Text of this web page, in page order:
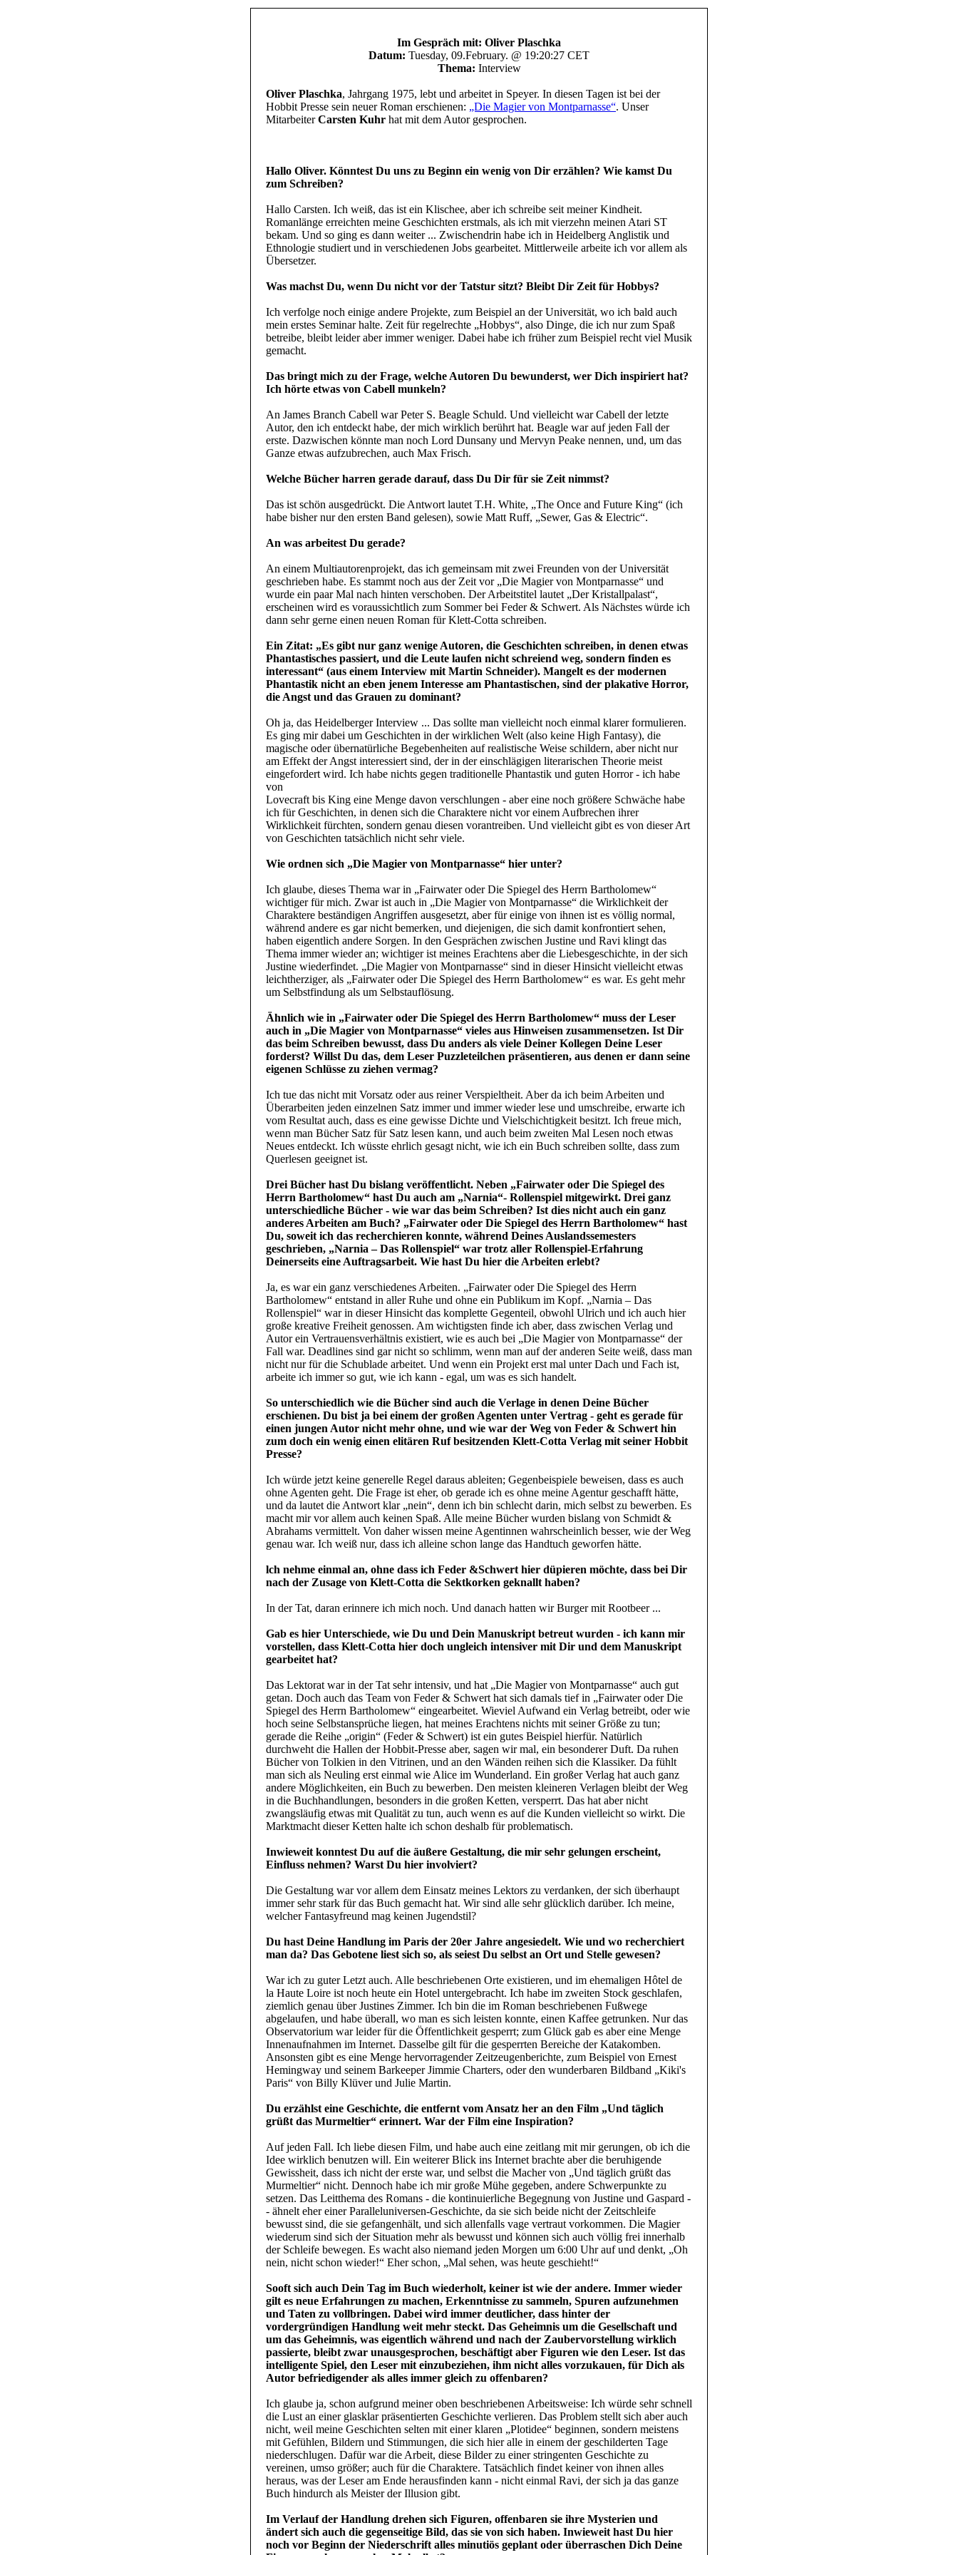
Im Gespräch mit: Oliver Plaschka
Datum: Tuesday, 09.February. @ 19:20:27 CET
Thema: Interview
Oliver Plaschka, Jahrgang 1975, lebt und arbeitet in Speyer. In diesen Tagen ist bei der
Hobbit Presse sein neuer Roman erschienen: „Die Magier von Montparnasse“. Unser
MitarbeiterCarsten Kuhr hat mit dem Autor gesprochen.
Hallo Oliver. Könntest Du uns zu Beginn ein wenig von Dir erzählen? Wie kamst Du
zum Schreiben?
Hallo Carsten. Ich weiß, das ist ein Klischee, aber ich schreibe seit meiner Kindheit.
Romanlänge erreichten meine Geschichten erstmals, als ich mit vierzehn meinen Atari ST
bekam. Und so ging es dann weiter ... Zwischendrin habe ich in Heidelberg Anglistik und
Ethnologie studiert und in verschiedenen Jobs gearbeitet. Mittlerweile arbeite ich vor allem als
Übersetzer.
Was machst Du, wenn Du nicht vor der Tatstur sitzt? Bleibt Dir Zeit für Hobbys?
Ich verfolge noch einige andere Projekte, zum Beispiel an der Universität, wo ich bald auch
mein erstes Seminar halte. Zeit für regelrechte „Hobbys“, also Dinge, die ich nur zum Spaß
betreibe, bleibt leider aber immer weniger. Dabei habe ich früher zum Beispiel recht viel Musik
gemacht.
Das bringt mich zu der Frage, welche Autoren Du bewunderst, wer Dich inspiriert hat?
Ich hörte etwas von Cabell munkeln?
An James Branch Cabell war Peter S. Beagle Schuld. Und vielleicht war Cabell der letzte
Autor, den ich entdeckt habe, der mich wirklich berührt hat. Beagle war auf jeden Fall der
erste. Dazwischen könnte man noch Lord Dunsany und Mervyn Peake nennen, und, um das
Ganze etwas aufzubrechen, auch Max Frisch.
Welche Bücher harren gerade darauf, dass Du Dir für sie Zeit nimmst?
Das ist schön ausgedrückt. Die Antwort lautet T.H. White, „The Once and Future King“ (ich
habe bisher nur den ersten Band gelesen), sowie Matt Ruff, „Sewer, Gas & Electric“.
An was arbeitest Du gerade?
An einem Multiautorenprojekt, das ich gemeinsam mit zwei Freunden von der Universität
geschrieben habe. Es stammt noch aus der Zeit vor „Die Magier von Montparnasse“ und
wurde ein paar Mal nach hinten verschoben. Der Arbeitstitel lautet „Der Kristallpalast“,
erscheinen wird es voraussichtlich zum Sommer bei Feder & Schwert. Als Nächstes würde ich
dann sehr gerne einen neuen Roman für Klett-Cotta schreiben.
Ein Zitat: „Es gibt nur ganz wenige Autoren, die Geschichten schreiben, in denen etwas
Phantastisches passiert, und die Leute laufen nicht schreiend weg, sondern finden es
interessant“ (aus einem Interview mit Martin Schneider). Mangelt es der modernen
Phantastik nicht an eben jenem Interesse am Phantastischen, sind der plakative Horror,
die Angst und das Grauen zu dominant?
Oh ja, das Heidelberger Interview ... Das sollte man vielleicht noch einmal klarer formulieren.
Es ging mir dabei um Geschichten in der wirklichen Welt (also keine High Fantasy), die
magische oder übernatürliche Begebenheiten auf realistische Weise schildern, aber nicht nur
am Effekt der Angst interessiert sind, der in der einschlägigen literarischen Theorie meist
eingefordert wird. Ich habe nichts gegen traditionelle Phantastik und guten Horror - ich habe
von
Lovecraft bis King eine Menge davon verschlungen - aber eine noch größere Schwäche habe
ich für Geschichten, in denen sich die Charaktere nicht vor einem Aufbrechen ihrer
Wirklichkeit fürchten, sondern genau diesen vorantreiben. Und vielleicht gibt es von dieser Art
von Geschichten tatsächlich nicht sehr viele.
Wie ordnen sich „Die Magier von Montparnasse“ hier unter?
Ich glaube, dieses Thema war in „Fairwater oder Die Spiegel des Herrn Bartholomew“
wichtiger für mich. Zwar ist auch in „Die Magier von Montparnasse“ die Wirklichkeit der
Charaktere beständigen Angriffen ausgesetzt, aber für einige von ihnen ist es völlig normal,
während andere es gar nicht bemerken, und diejenigen, die sich damit konfrontiert sehen,
haben eigentlich andere Sorgen. In den Gesprächen zwischen Justine und Ravi klingt das
Thema immer wieder an; wichtiger ist meines Erachtens aber die Liebesgeschichte, in der sich
Justine wiederfindet. „Die Magier von Montparnasse“ sind in dieser Hinsicht vielleicht etwas
leichtherziger, als „Fairwater oder Die Spiegel des Herrn Bartholomew“ es war. Es geht mehr
um Selbstfindung als um Selbstauflösung.
Ähnlich wie in „Fairwater oder Die Spiegel des Herrn Bartholomew“ muss der Leser
auch in „Die Magier von Montparnasse“ vieles aus Hinweisen zusammensetzen. Ist Dir
das beim Schreiben bewusst, dass Du anders als viele Deiner Kollegen Deine Leser
forderst? Willst Du das, dem Leser Puzzleteilchen präsentieren, aus denen er dann seine
eigenen Schlüsse zu ziehen vermag?
Ich tue das nicht mit Vorsatz oder aus reiner Verspieltheit. Aber da ich beim Arbeiten und
Überarbeiten jeden einzelnen Satz immer und immer wieder lese und umschreibe, erwarte ich
vom Resultat auch, dass es eine gewisse Dichte und Vielschichtigkeit besitzt. Ich freue mich,
wenn man Bücher Satz für Satz lesen kann, und auch beim zweiten Mal Lesen noch etwas
Neues entdeckt. Ich wüsste ehrlich gesagt nicht, wie ich ein Buch schreiben sollte, dass zum
Querlesen geeignet ist.
Drei Bücher hast Du bislang veröffentlicht. Neben „Fairwater oder Die Spiegel des
Herrn Bartholomew“ hast Du auch am „Narnia“- Rollenspiel mitgewirkt. Drei ganz
unterschiedliche Bücher - wie war das beim Schreiben? Ist dies nicht auch ein ganz
anderes Arbeiten am Buch? „Fairwater oder Die Spiegel des Herrn Bartholomew“ hast
Du, soweit ich das recherchieren konnte, während Deines Auslandssemesters
geschrieben, „Narnia – Das Rollenspiel“ war trotz aller Rollenspiel-Erfahrung
Deinerseits eine Auftragsarbeit. Wie hast Du hier die Arbeiten erlebt?
Ja, es war ein ganz verschiedenes Arbeiten. „Fairwater oder Die Spiegel des Herrn
Bartholomew“ entstand in aller Ruhe und ohne ein Publikum im Kopf. „Narnia – Das
Rollenspiel“ war in dieser Hinsicht das komplette Gegenteil, obwohl Ulrich und ich auch hier
große kreative Freiheit genossen. Am wichtigsten finde ich aber, dass zwischen Verlag und
Autor ein Vertrauensverhältnis existiert, wie es auch bei „Die Magier von Montparnasse“ der
Fall war. Deadlines sind gar nicht so schlimm, wenn man auf der anderen Seite weiß, dass man
nicht nur für die Schublade arbeitet. Und wenn ein Projekt erst mal unter Dach und Fach ist,
arbeite ich immer so gut, wie ich kann - egal, um was es sich handelt.
So unterschiedlich wie die Bücher sind auch die Verlage in denen Deine Bücher
erschienen. Du bist ja bei einem der großen Agenten unter Vertrag - geht es gerade für
einen jungen Autor nicht mehr ohne, und wie war der Weg von Feder & Schwert hin
zum doch ein wenig einen elitären Ruf besitzenden Klett-Cotta Verlag mit seiner Hobbit
Presse?
Ich würde jetzt keine generelle Regel daraus ableiten; Gegenbeispiele beweisen, dass es auch
ohne Agenten geht. Die Frage ist eher, ob gerade ich es ohne meine Agentur geschafft hätte,
und da lautet die Antwort klar „nein“, denn ich bin schlecht darin, mich selbst zu bewerben. Es
macht mir vor allem auch keinen Spaß. Alle meine Bücher wurden bislang von Schmidt &
Abrahams vermittelt. Von daher wissen meine Agentinnen wahrscheinlich besser, wie der Weg
genau war. Ich weiß nur, dass ich alleine schon lange das Handtuch geworfen hätte.
lch nehme einmal an, ohne dass ich Feder &Schwert hier düpieren möchte, dass bei Dir
nach der Zusage von Klett-Cotta die Sektkorken geknallt haben?
In der Tat, daran erinnere ich mich noch. Und danach hatten wir Burger mit Rootbeer ...
Gab es hier Unterschiede, wie Du und Dein Manuskript betreut wurden - ich kann mir
vorstellen, dass Klett-Cotta hier doch ungleich intensiver mit Dir und dem Manuskript
gearbeitet hat?
Das Lektorat war in der Tat sehr intensiv, und hat „Die Magier von Montparnasse“ auch gut
getan. Doch auch das Team von Feder & Schwert hat sich damals tief in „Fairwater oder Die
Spiegel des Herrn Bartholomew“ eingearbeitet. Wieviel Aufwand ein Verlag betreibt, oder wie
hoch seine Selbstansprüche liegen, hat meines Erachtens nichts mit seiner Größe zu tun;
gerade die Reihe „origin“ (Feder & Schwert) ist ein gutes Beispiel hierfür. Natürlich
durchweht die Hallen der Hobbit-Presse aber, sagen wir mal, ein besonderer Duft. Da ruhen
Bücher von Tolkien in den Vitrinen, und an den Wänden reihen sich die Klassiker. Da fühlt
man sich als Neuling erst einmal wie Alice im Wunderland. Ein großer Verlag hat auch ganz
andere Möglichkeiten, ein Buch zu bewerben. Den meisten kleineren Verlagen bleibt der Weg
in die Buchhandlungen, besonders in die großen Ketten, versperrt. Das hat aber nicht
zwangsläufig etwas mit Qualität zu tun, auch wenn es auf die Kunden vielleicht so wirkt. Die
Marktmacht dieser Ketten halte ich schon deshalb für problematisch.
Inwieweit konntest Du auf die äußere Gestaltung, die mir sehr gelungen erscheint,
Einfluss nehmen? Warst Du hier involviert?
Die Gestaltung war vor allem dem Einsatz meines Lektors zu verdanken, der sich überhaupt
immer sehr stark für das Buch gemacht hat. Wir sind alle sehr glücklich darüber. Ich meine,
welcher Fantasyfreund mag keinen Jugendstil?
Du hast Deine Handlung im Paris der 20er Jahre angesiedelt. Wie und wo recherchiert
man da? Das Gebotene liest sich so, als seiest Du selbst an Ort und Stelle gewesen?
War ich zu guter Letzt auch. Alle beschriebenen Orte existieren, und im ehemaligen Hôtel de
la Haute Loire ist noch heute ein Hotel untergebracht. Ich habe im zweiten Stock geschlafen,
ziemlich genau über Justines Zimmer. Ich bin die im Roman beschriebenen Fußwege
abgelaufen, und habe überall, wo man es sich leisten konnte, einen Kaffee getrunken. Nur das
Observatorium war leider für die Öffentlichkeit gesperrt; zum Glück gab es aber eine Menge
Innenaufnahmen im Internet. Dasselbe gilt für die gesperrten Bereiche der Katakomben.
Ansonsten gibt es eine Menge hervorragender Zeitzeugenberichte, zum Beispiel von Ernest
Hemingway und seinem Barkeeper Jimmie Charters, oder den wunderbaren Bildband „Kiki's
Paris“ von Billy Klüver und Julie Martin.
Du erzählst eine Geschichte, die entfernt vom Ansatz her an den Film „Und täglich
grüßt das Murmeltier“ erinnert. War der Film eine Inspiration?
Auf jeden Fall. Ich liebe diesen Film, und habe auch eine zeitlang mit mir gerungen, ob ich die
Idee wirklich benutzen will. Ein weiterer Blick ins Internet brachte aber die beruhigende
Gewissheit, dass ich nicht der erste war, und selbst die Macher von „Und täglich grüßt das
Murmeltier“ nicht. Dennoch habe ich mir große Mühe gegeben, andere Schwerpunkte zu
setzen. Das Leitthema des Romans - die kontinuierliche Begegnung von Justine und Gaspard -
- ähnelt eher einer Paralleluniversen-Geschichte, da sie sich beide nicht der Zeitschleife
bewusst sind, die sie gefangenhält, und sich allenfalls vage vertraut vorkommen. Die Magier
wiederum sind sich der Situation mehr als bewusst und können sich auch völlig frei innerhalb
der Schleife bewegen. Es wacht also niemand jeden Morgen um 6:00 Uhr auf und denkt, „Oh
nein, nicht schon wieder!“ Eher schon, „Mal sehen, was heute geschieht!“
Sooft sich auch Dein Tag im Buch wiederholt, keiner ist wie der andere. Immer wieder
gilt es neue Erfahrungen zu machen, Erkenntnisse zu sammeln, Spuren aufzunehmen
und Taten zu vollbringen. Dabei wird immer deutlicher, dass hinter der
vordergründigen Handlung weit mehr steckt. Das Geheimnis um die Gesellschaft und
um das Geheimnis, was eigentlich während und nach der Zaubervorstellung wirklich
passierte, bleibt zwar unausgesprochen, beschäftigt aber Figuren wie den Leser. Ist das
intelligente Spiel, den Leser mit einzubeziehen, ihm nicht alles vorzukauen, für Dich als
Autor befriedigender als alles immer gleich zu offenbaren?
Ich glaube ja, schon aufgrund meiner oben beschriebenen Arbeitsweise: Ich würde sehr schnell
die Lust an einer glasklar präsentierten Geschichte verlieren. Das Problem stellt sich aber auch
nicht, weil meine Geschichten selten mit einer klaren „Plotidee“ beginnen, sondern meistens
mit Gefühlen, Bildern und Stimmungen, die sich hier alle in einem der geschilderten Tage
niederschlugen. Dafür war die Arbeit, diese Bilder zu einer stringenten Geschichte zu
vereinen, umso größer; auch für die Charaktere. Tatsächlich findet keiner von ihnen alles
heraus, was der Leser am Ende herausfinden kann - nicht einmal Ravi, der sich ja das ganze
Buch hindurch als Meister der Illusion gibt.
Im Verlauf der Handlung drehen sich Figuren, offenbaren sie ihre Mysterien und
ändert sich auch die gegenseitige Bild, das sie von sich haben. Inwieweit hast Du hier
noch vor Beginn der Niederschrift alles minutiös geplant oder überraschen Dich Deine